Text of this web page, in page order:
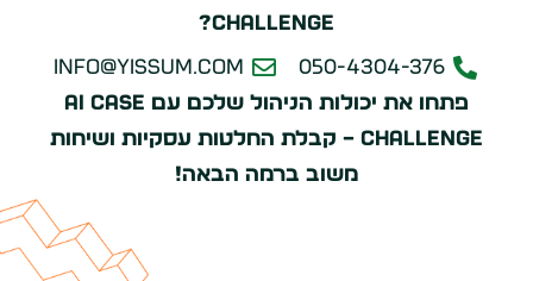
Challenge?
050-4304-376
info@yissum.com
פתחו את יכולות הניהול שלכם עם AI Case
Challenge – קבלת החלטות עסקיות ושיחות
משוב ברמה הבאה!